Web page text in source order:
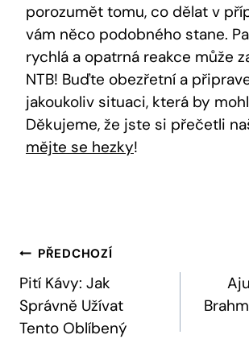
porozumět tomu, co dělat v
vám něco podobného stane.
rychlá a opatrná reakce může
NTB! Buďte obezřetní a
jakoukoliv situaci, která by
Děkujeme, že jste si přečetli
mějte se hezky!
Navigace
Pro
Příspěvek
PŘEDCHOZÍ
Pití Kávy: Jak
Správně Užívat
Tento Oblíbený